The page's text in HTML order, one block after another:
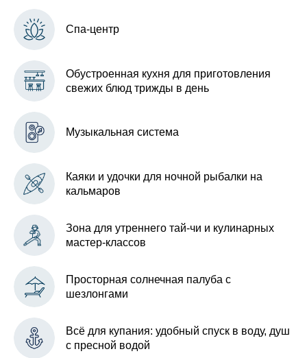
Спа-центр
Обустроенная кухня для приготовления
свежих блюд трижды в день
Музыкальная система
Каяки и удочки для ночной рыбалки на
кальмаров
Зона для утреннего тай-чи и кулинарных
мастер-классов
Просторная солнечная палуба с
шезлонгами
Всё для купания: удобный спуск в воду, душ
с пресной водой